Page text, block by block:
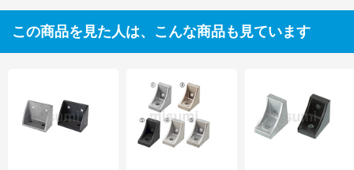
この商品を見た人は、こんな商品も見ています